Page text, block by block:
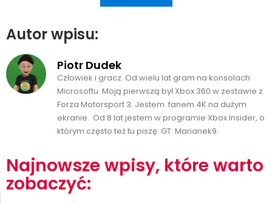
Autor wpisu:
Piotr Dudek
Człowiek i gracz. Od wielu lat gram na konsolach
Microsoftu. Moją pierwszą był Xbox 360 w zestawie z
Forza Motorsport 3. Jestem fanem 4K na dużym
ekranie. Od 8 lat jestem w programie Xbox Insider, o
którym często też tu piszę. GT: Marianek9.
Najnowsze wpisy, które warto
zobaczyć: